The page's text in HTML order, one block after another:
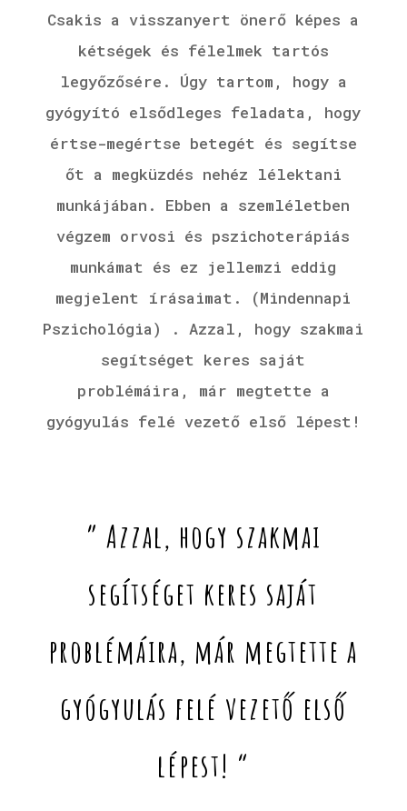
Csakis a visszanyert önerő képes a
kétségek és félelmek tartós
legyőzősére. Úgy tartom, hogy a
gyógyító elsődleges feladata, hogy
értse-megértse betegét és segítse
őt a megküzdés nehéz lélektani
munkájában. Ebben a szemléletben
végzem orvosi és pszichoterápiás
munkámat és ez jellemzi eddig
megjelent írásaimat. (Mindennapi
Pszichológia) . Azzal, hogy szakmai
segítséget keres saját
problémáira, már megtette a
gyógyulás felé vezető első lépest!
” Azzal, hogy szakmai
segítséget keres saját
problémáira, már megtette a
gyógyulás felé vezető első
lépest! “